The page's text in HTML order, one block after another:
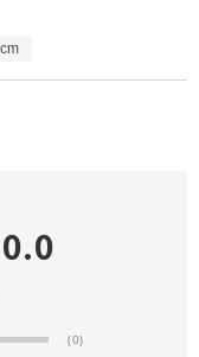
0.0
(0)